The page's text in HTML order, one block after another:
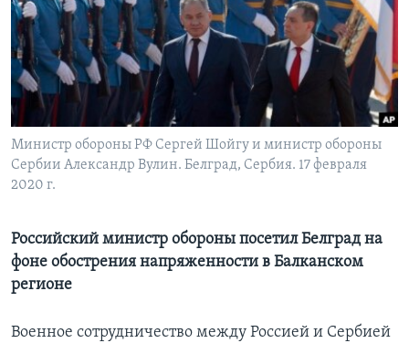
Learning English
СОЦИАЛЬНЫЕ СЕТИ
Языки
Министр обороны РФ Сергей Шойгу и министр обороны
Сербии Александр Вулин. Белград, Сербия. 17 февраля
2020 г.
Российский министр обороны посетил Белград на
фоне обострения напряженности в Балканском
регионе
Военное сотрудничество между Россией и Сербией